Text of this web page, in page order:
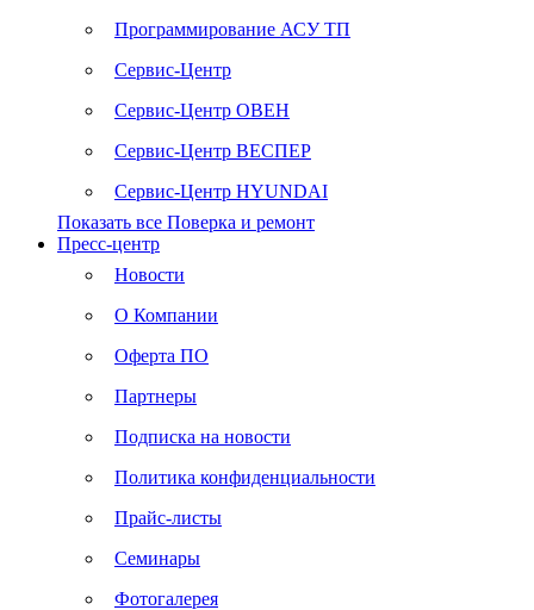
Программирование АСУ ТП
Сервис-Центр
Сервис-Центр ОВЕН
Сервис-Центр ВЕСПЕР
Сервис-Центр HYUNDAI
Показать все Поверка и ремонт
Пресс-центр
Новости
О Компании
Оферта ПО
Партнеры
Подписка на новости
Политика конфиденциальности
Прайс-листы
Семинары
Фотогалерея